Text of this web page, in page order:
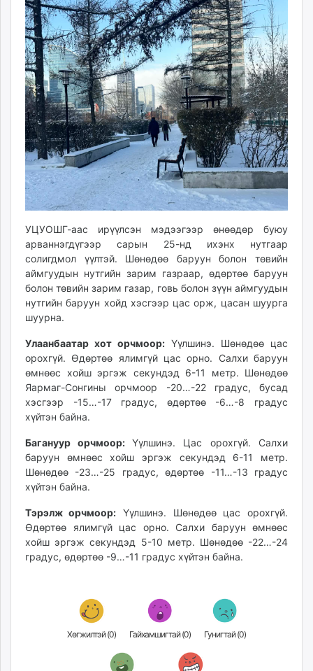
ikon.mn
mnb.mn
Livetv.mn
Eguur.mn
24tsag.mn
shuud.mn
eagle.mn
ergelt.mn
zarig.mn
today.mn
zuv.mn
mminfo.mn
urlag.mn
unen.mn
asu.mn
shudarga.mn
shuurhai.mn
unuudur.mn
isee.mn
mglradio.com
fact.mn
itoim.mn
tumen.mn
times.mn
tvmongolia.mn
mass.mn
assa.mn
toim.mn
tac.mn
УЦУОШГ-аас ирүүлсэн мэдээгээр өнөөдөр буюу
арваннэгдүгээр сарын 25-нд ихэнх нутгаар
солигдмол үүлтэй. Шөнөдөө баруун болон төвийн
аймгуудын нутгийн зарим газраар, өдөртөө баруун
болон төвийн зарим газар, говь болон зүүн аймгуудын
нутгийн баруун хойд хэсгээр цас орж, цасан шуурга
шуурна.
Улаанбаатар хот орчмоор: Үүлшинэ. Шөнөдөө цас
орохгүй. Өдөртөө ялимгүй цас орно. Салхи баруун
өмнөөс хойш эргэж секундэд 6-11 метр. Шөнөдөө
Яармаг-Сонгины орчмоор -20…-22 градус, бусад
хэсгээр -15…-17 градус, өдөртөө -6…-8 градус
хүйтэн байна.
Багануур орчмоор: Үүлшинэ. Цас орохгүй. Салхи
баруун өмнөөс хойш эргэж секундэд 6-11 метр.
Шөнөдөө -23…-25 градус, өдөртөө -11…-13 градус
хүйтэн байна.
Тэрэлж орчмоор: Үүлшинэ. Шөнөдөө цас орохгүй.
Өдөртөө ялимгүй цас орно. Салхи баруун өмнөөс
хойш эргэж секундэд 5-10 метр. Шөнөдөө -22…-24
градус, өдөртөө -9…-11 градус хүйтэн байна.
Хөгжилтэй (0) Гайхамшигтай (0) Гунигтай (0)